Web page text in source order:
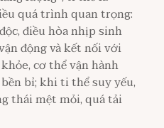
quá trình quan trọng:
điều hòa nhịp sinh
động và kết nối với
cơ thể vận hành
bỉ; khi ti thể suy yếu,
thái mệt mỏi, quá tải